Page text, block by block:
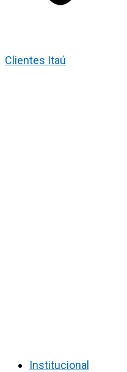
Clientes Itaú
Institucional